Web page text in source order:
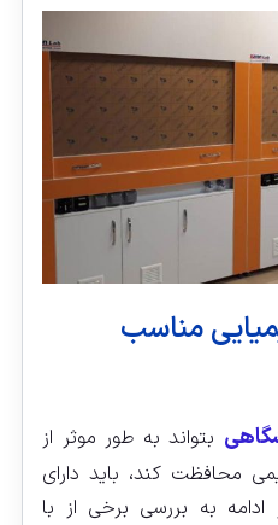
مناسب
بتواند به طور موثر از
محافظت کند، باید دارای
به بررسی برخی از با